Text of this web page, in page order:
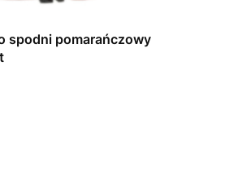
spodni pomarańczowy